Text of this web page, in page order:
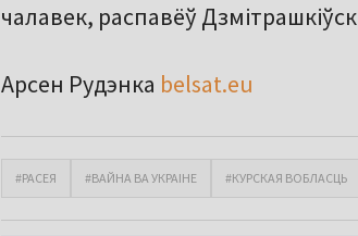
чалавек, распавёў
Арсен Рудэнка belsat.eu
#РАСЕЯ #ВАЙНА ВА УКРАІНЕ #КУРСКАЯ ВОБЛАСЦЬ